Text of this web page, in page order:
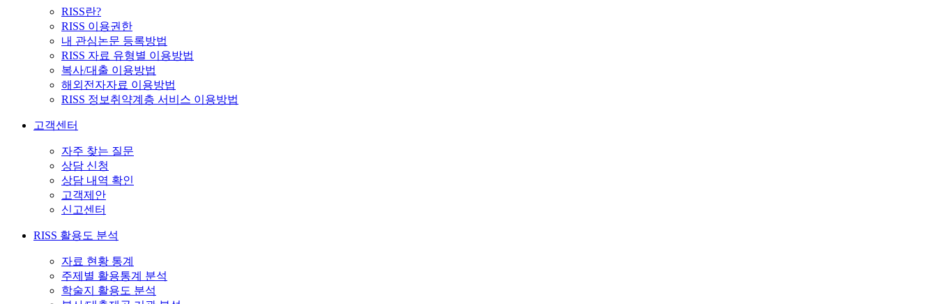
RISS란?
RISS 이용권한
내 관심논문 등록방법
RISS 자료 유형별 이용방법
복사/대출 이용방법
해외전자자료 이용방법
RISS 정보취약계층 서비스 이용방법
고객센터
자주 찾는 질문
상담 신청
상담 내역 확인
고객제안
신고센터
RISS 활용도 분석
자료 현황 통계
주제별 활용통계 분석
학술지 활용도 분석